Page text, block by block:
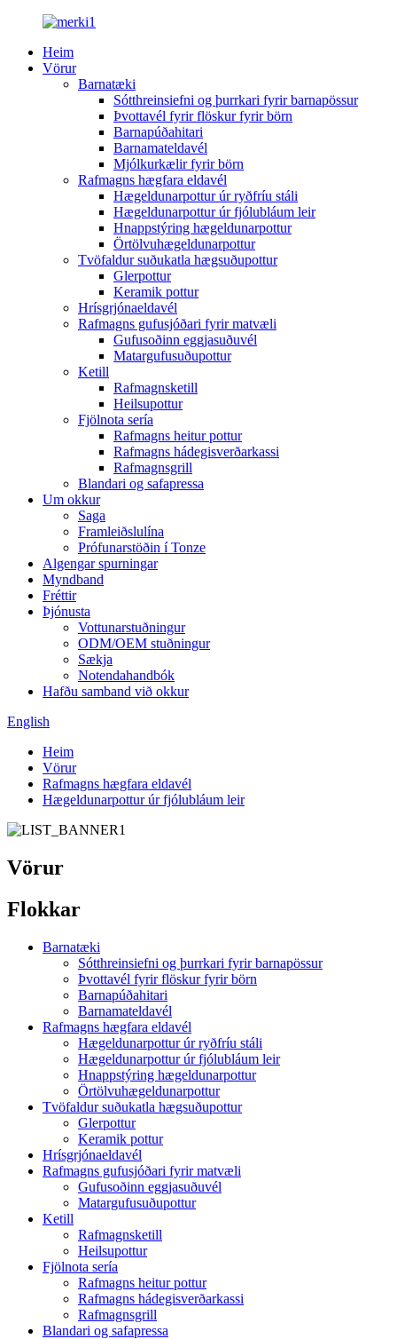
Heim
Vörur
Barnatæki
Sótthreinsiefni og þurrkari fyrir barnapössur
Þvottavél fyrir flöskur fyrir börn
Barnapúðahitari
Barnamateldavél
Mjólkurkælir fyrir börn
Rafmagns hægfara eldavél
Hægeldunarpottur úr ryðfríu stáli
Hægeldunarpottur úr fjólubláum leir
Hnappstýring hægeldunarpottur
Örtölvuhægeldunarpottur
Tvöfaldur suðukatla hægsuðupottur
Glerpottur
Keramik pottur
Hrísgrjónaeldavél
Rafmagns gufusjóðari fyrir matvæli
Gufusoðinn eggjasuðuvél
Matargufusuðupottur
Ketill
Rafmagnsketill
Heilsupottur
Fjölnota sería
Rafmagns heitur pottur
Rafmagns hádegisverðarkassi
Rafmagnsgrill
Blandari og safapressa
Um okkur
Saga
Framleiðslulína
Prófunarstöðin í Tonze
Algengar spurningar
Myndband
Fréttir
Þjónusta
Vottunarstuðningur
ODM/OEM stuðningur
Sækja
Notendahandbók
Hafðu samband við okkur
English
Heim
Vörur
Rafmagns hægfara eldavél
Hægeldunarpottur úr fjólubláum leir
Vörur
Flokkar
Barnatæki
Sótthreinsiefni og þurrkari fyrir barnapössur
Þvottavél fyrir flöskur fyrir börn
Barnapúðahitari
Barnamateldavél
Rafmagns hægfara eldavél
Hægeldunarpottur úr ryðfríu stáli
Hægeldunarpottur úr fjólubláum leir
Hnappstýring hægeldunarpottur
Örtölvuhægeldunarpottur
Tvöfaldur suðukatla hægsuðupottur
Glerpottur
Keramik pottur
Hrísgrjónaeldavél
Rafmagns gufusjóðari fyrir matvæli
Gufusoðinn eggjasuðuvél
Matargufusuðupottur
Ketill
Rafmagnsketill
Heilsupottur
Fjölnota sería
Rafmagns heitur pottur
Rafmagns hádegisverðarkassi
Rafmagnsgrill
Blandari og safapressa